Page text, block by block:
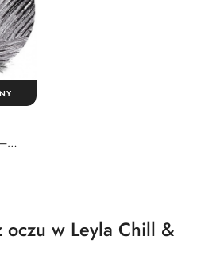
w Leyla Chill &